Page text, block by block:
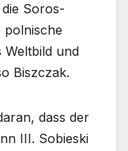
Soros-
polnische
Weltbild und
Biszczak.
dass der
III. Sobieski